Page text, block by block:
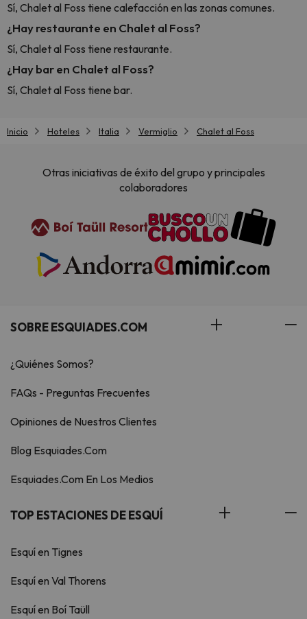
Sí, Chalet al Foss tiene calefacción en las zonas comunes.
¿Hay restaurante en Chalet al Foss?
Sí, Chalet al Foss tiene restaurante.
¿Hay bar en Chalet al Foss?
Sí, Chalet al Foss tiene bar.
Inicio Hoteles Italia Vermiglio Chalet al Foss
Otras iniciativas de éxito del grupo y principales
colaboradores
SOBRE ESQUIADES.COM
¿Quiénes Somos?
FAQs - Preguntas Frecuentes
Opiniones de Nuestros Clientes
Blog Esquiades.Com
Esquiades.Com En Los Medios
TOP ESTACIONES DE ESQUÍ
Esquí en Tignes
Esquí en Val Thorens
Esquí en Boí Taüll